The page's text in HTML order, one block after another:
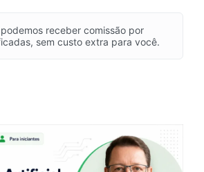
receber comissão por
sem custo extra para você.